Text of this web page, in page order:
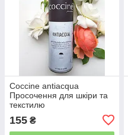
Coccine antiacqua
Просочення для шкіри та
текстилю
155 ₴